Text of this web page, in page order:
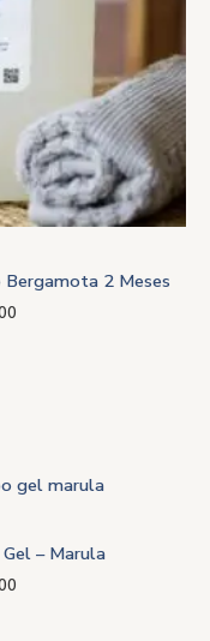
Bergamota 2 Meses
– Marula
Rango
de
$575.00
hasta